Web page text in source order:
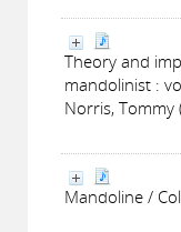
Theory and
mandolinist :
Norris, Tommy
Mandoline /